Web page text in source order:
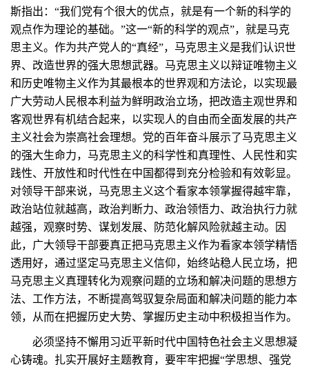
斯指出：“我们党有个很大的优点，就是有一个新的科学的
观点作为理论的基础。”这一“新的科学的观点”，就是马克
思主义。作为共产党人的“真经”，马克思主义是我们认识世
界、改造世界的强大思想武器。马克思主义以辩证唯物主义
和历史唯物主义作为其最根本的世界观和方法论，以实现最
广大劳动人民根本利益为鲜明政治立场，把改造主观世界和
客观世界有机结合起来，以实现人的自由而全面发展的共产
主义社会为崇高社会理想。党的百年奋斗展示了马克思主义
的强大生命力，马克思主义的科学性和真理性、人民性和实
践性、开放性和时代性在中国都得到充分检验和有效彰显。
对领导干部来说，马克思主义这个看家本领掌握得越牢靠，
政治站位就越高，政治判断力、政治领悟力、政治执行力就
越强，观察时势、谋划发展、防范化解风险就越主动。因
此，广大领导干部要真正把马克思主义作为看家本领学精悟
透用好，通过坚定马克思主义信仰，始终站稳人民立场，把
马克思主义真理转化为观察问题的立场和解决问题的思想方
法、工作方法，不断提高驾驭复杂局面和解决问题的能力本
领，从而在把握历史大势、掌握历史主动中积极担当作为。
必须坚持不懈用习近平新时代中国特色社会主义思想凝
心铸魂。扎实开展好主题教育，要牢牢把握“学思想、强党